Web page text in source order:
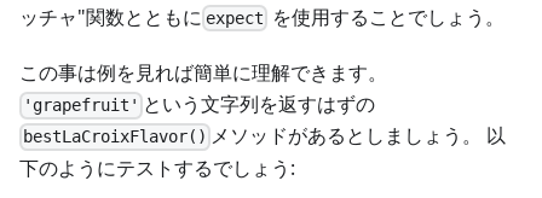
ッチャ"関数とともに expect を使用することでしょう。
この事は例を見れば簡単に理解できます。
'grapefruit' という文字列を返すはずの
bestLaCroixFlavor() メソッドがあるとしましょう。 以
下のようにテストするでしょう: